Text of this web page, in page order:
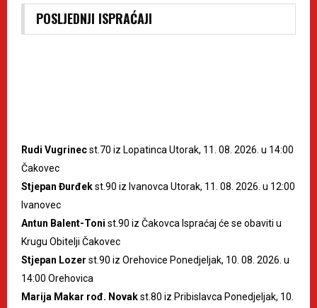
POSLJEDNJI ISPRAĆAJI
Rudi Vugrinecst.70 iz Lopatinca Utorak, 11. 08. 2026. u 14:00
Čakovec
Stjepan Đurđekst.90 iz Ivanovca Utorak, 11. 08. 2026. u 12:00
Ivanovec
Antun Balent-Toni st.90 iz Čakovca Ispraćaj će se obaviti u
Krugu Obitelji Čakovec
Stjepan Lozer st.90 iz Orehovice Ponedjeljak, 10. 08. 2026. u
14:00 Orehovica
Marija Makar rođ. Novakst.80 iz Pribislavca Ponedjeljak, 10.